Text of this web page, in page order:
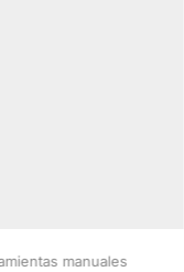
manuales